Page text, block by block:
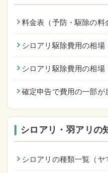
料金表（予防・駆除の料
シロアリ駆除費用の相場
シロアリ駆除費用の相場
確定申告で費用の一部が
シロアリ・羽アリの
シロアリの種類一覧（ヤ